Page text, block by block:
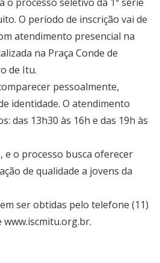
O período de inscrição vai de
atendimento presencial na
na Praça Conde de
de Itu.
pessoalmente,
identidade. O atendimento
das 13h30 às 16h e das 19h às
e o processo busca oferecer
de qualidade a jovens da
ser obtidas pelo telefone (11)